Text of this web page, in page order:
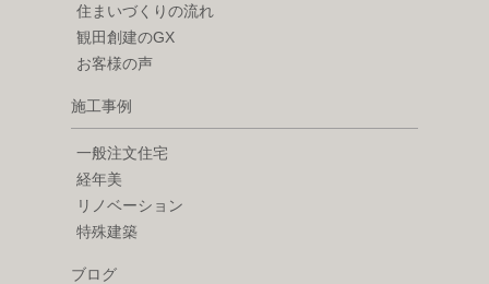
住まいづくりの流れ
観田創建のGX
お客様の声
施工事例
一般注文住宅
経年美
リノベーション
特殊建築
ブログ